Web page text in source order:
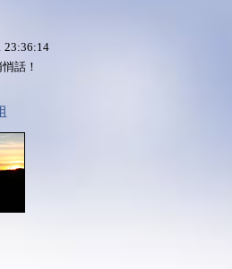
23:36:14
話！